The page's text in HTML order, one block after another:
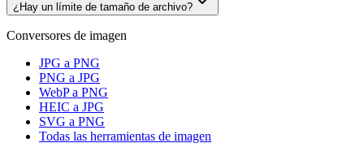
¿Hay un límite de tamaño de archivo?
Conversores de imagen
JPG a PNG
PNG a JPG
WebP a PNG
HEIC a JPG
SVG a PNG
Todas las herramientas de imagen